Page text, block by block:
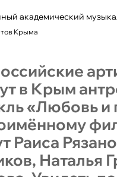
академический
Крыма
в Крым
«Любовь и
Раиса
Наталья